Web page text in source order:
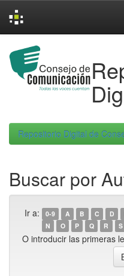
navigation
Repositorio Digital de
Buscar por
Ir a: 0-9 A B C D
N
O P Q R S
O introducir las primeras